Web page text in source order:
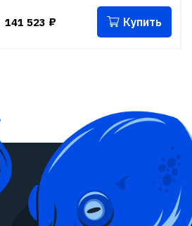
141 523 ₽ Купить